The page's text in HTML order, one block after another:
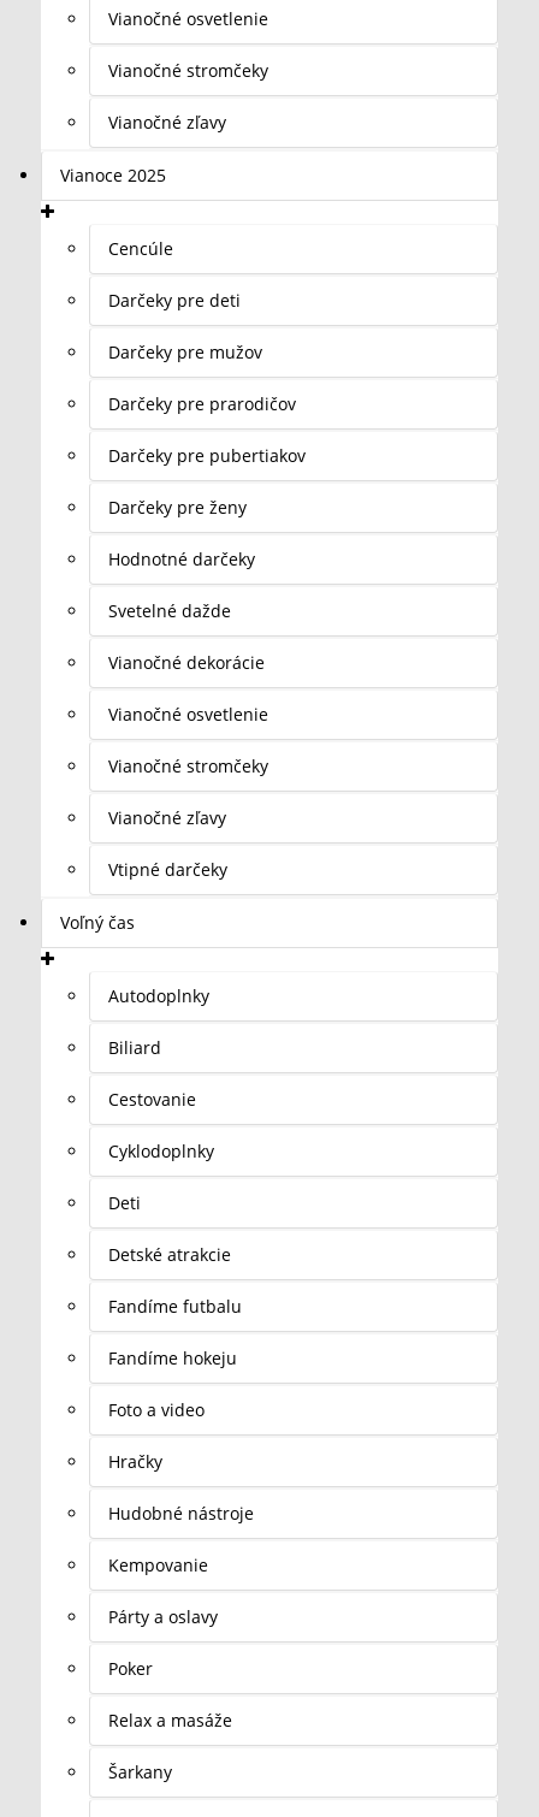
Vianočné osvetlenie
Vianočné stromčeky
Vianočné zľavy
Vianoce 2025
Cencúle
Darčeky pre deti
Darčeky pre mužov
Darčeky pre prarodičov
Darčeky pre pubertiakov
Darčeky pre ženy
Hodnotné darčeky
Svetelné dažde
Vianočné dekorácie
Vianočné osvetlenie
Vianočné stromčeky
Vianočné zľavy
Vtipné darčeky
Voľný čas
Autodoplnky
Biliard
Cestovanie
Cyklodoplnky
Deti
Detské atrakcie
Fandíme futbalu
Fandíme hokeju
Foto a video
Hračky
Hudobné nástroje
Kempovanie
Párty a oslavy
Poker
Relax a masáže
Šarkany